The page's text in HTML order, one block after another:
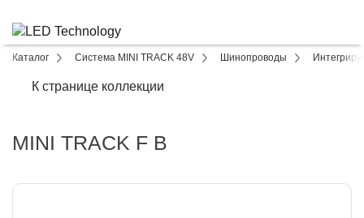
Каталог Система MINI TRACK 48V Шинопроводы
К странице коллекции
MINI TRACK F B